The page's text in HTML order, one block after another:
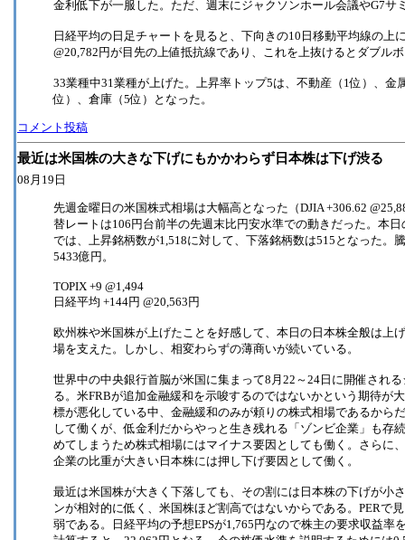
金利低下が一服した。ただ、週末にジャクソンホール会議やG7
日経平均の日足チャートを見ると、下向きの10日移動平均線の上
@20,782円が目先の上値抵抗線であり、これを上抜けるとダブル
33業種中31業種が上げた。上昇率トップ5は、不動産（1位）、金
位）、倉庫（5位）となった。
コメント投稿
最近は米国株の大きな下げにもかかわらず日本株は下げ渋る
08月19日
先週金曜日の米国株式相場は大幅高となった（DJIA +306.62
替レートは106円台前半の先週末比円安水準での動きだった。本
では、上昇銘柄数が1,518に対して、下落銘柄数は515となった。
5433億円。
TOPIX +9 @1,494
日経平均 +144円 @20,563円
欧州株や米国株が上げたことを好感して、本日の日本株全般は上
場を支えた。しかし、相変わらずの薄商いが続いている。
世界中の中央銀行首脳が米国に集まって8月22～24日に開催され
る。米FRBが追加金融緩和を示唆するのではないかという期待が
標が悪化している中、金融緩和のみが頼りの株式相場であるから
して働くが、低金利だからやっと生き残れる「ゾンビ企業」も存
めてしまうため株式相場にはマイナス要因としても働く。さらに
企業の比重が大きい日本株には押し下げ要因として働く。
最近は米国株が大きく下落しても、その割には日本株の下げが小
ンが相対的に低く、米国株ほど割高ではないからである。PERで
弱である。日経平均の予想EPSが1,765円なので株主の要求収益